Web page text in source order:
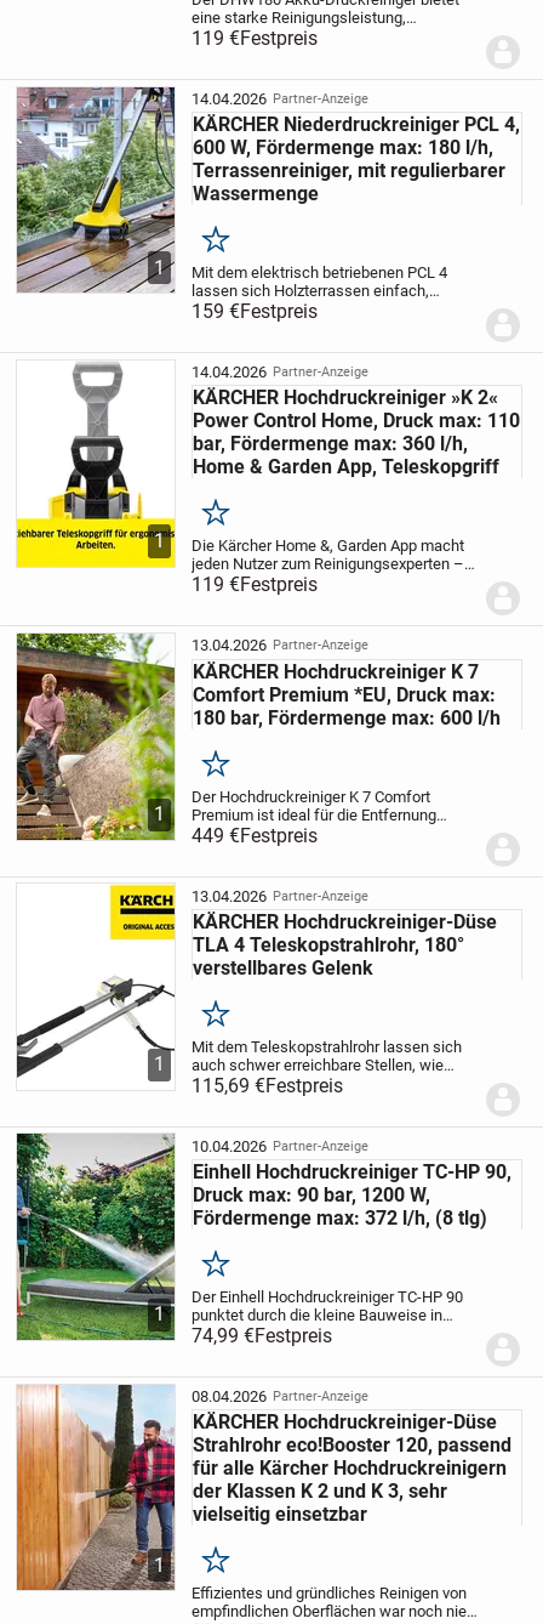
eine starke Reinigungsleistung,
unabhängig davon, ob das Wasser direkt
vom Hausanschluss oder aus einem
Druckreiniger an...
119 €Festpreis
1
14.04.2026 Partner-Anzeige
KÄRCHER Niederdruckreiniger PCL 4,
600 W, Fördermenge max: 180 l/h,
Terrassenreiniger, mit regulierbarer
Wassermenge
Merken
Mit dem elektrisch betriebenen PCL 4
lassen sich Holzterrassen einfach,
gründlich und besonders gleichmäßig von
hartnäckigen Verschmutzungen befreien.
den...
159 €Festpreis
1
14.04.2026 Partner-Anzeige
KÄRCHER Hochdruckreiniger »K 2«
Power Control Home, Druck max: 110
bar, Fördermenge max: 360 l/h,
Home & Garden App, Teleskopgriff
Merken
Die Kärcher Home &, Garden App macht
jeden Nutzer zum Reinigungsexperten –
und ermöglicht ein noch gründlicheres
Reinigungsergebnis mit dem Kärcher K 2
enthält...
119 €Festpreis
1
13.04.2026 Partner-Anzeige
KÄRCHER Hochdruckreiniger K 7
Comfort Premium *EU, Druck max:
180 bar, Fördermenge max: 600 l/h
Merken
Der Hochdruckreiniger K 7 Comfort
Premium ist ideal für die Entfernung
starker Verschmutzungen an Haus und
Auto geeignet. Der wassergekühlte und
Reinigungseins...
449 €Festpreis
1
13.04.2026 Partner-Anzeige
KÄRCHER Hochdruckreiniger-Düse
TLA 4 Teleskopstrahlrohr, 180°
verstellbares Gelenk
Merken
Mit dem Teleskopstrahlrohr lassen sich
auch schwer erreichbare Stellen, wie
unter anderem Fassaden, schnell und
mühelos reinigen. Das um 180 Grad
und...
115,69 €Festpreis
1
10.04.2026 Partner-Anzeige
Einhell Hochdruckreiniger TC-HP 90,
Druck max: 90 bar, 1200 W,
Fördermenge max: 372 l/h, (8 tlg)
Merken
Der Einhell Hochdruckreiniger TC-HP 90
punktet durch die kleine Bauweise in
Verbindung mit 1.200 Watt Leistung.
Durch die kompakte Bauweise und den
74,99 €Festpreis
1
08.04.2026 Partner-Anzeige
KÄRCHER Hochdruckreiniger-Düse
Strahlrohr eco!Booster 120, passend
für alle Kärcher Hochdruckreinigern
der Klassen K 2 und K 3, sehr
vielseitig einsetzbar
Merken
Effizientes und gründliches Reinigen von
empfindlichen Oberflächen war noch nie